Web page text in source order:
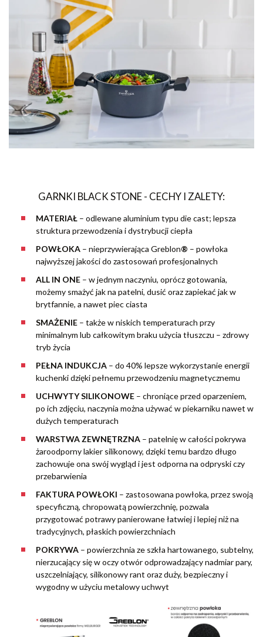
GARNKI BLACK STONE - CECHY I ZALETY:
MATERIAŁ – odlewane aluminium typu die cast; lepsza
struktura przewodzenia i dystrybucji ciepła
POWŁOKA – nieprzywierająca Greblon® – powłoka
najwyższej jakości do zastosowań profesjonalnych
ALL IN ONE – w jednym naczyniu, oprócz gotowania,
możemy smażyć jak na patelni, dusić oraz zapiekać jak w
brytfannie, a nawet piec ciasta
SMAŻENIE – także w niskich temperaturach przy
minimalnym lub całkowitym braku użycia tłuszczu – zdrowy
tryb życia
PEŁNA INDUKCJA – do 40% lepsze wykorzystanie energii
kuchenki dzięki pełnemu przewodzeniu magnetycznemu
UCHWYTY SILIKONOWE – chroniące przed oparzeniem,
po ich zdjęciu, naczynia można używać w piekarniku nawet w
dużych temperaturach
WARSTWA ZEWNĘTRZNA – patelnię w całości pokrywa
żaroodporny lakier silikonowy, dzięki temu bardzo długo
zachowuje ona swój wygląd i jest odporna na odpryski czy
przebarwienia
FAKTURA POWŁOKI – zastosowana powłoka, przez swoją
specyficzną, chropowatą powierzchnię, pozwala
przygotować potrawy panierowane łatwiej i lepiej niż na
tradycyjnych, płaskich powierzchniach
POKRYWA – powierzchnia ze szkła hartowanego, subtelny,
nierzucający się w oczy otwór odprowadzający nadmiar pary,
uszczelniający, silikonowy rant oraz duży, bezpieczny i
wygodny w użyciu metalowy uchwyt